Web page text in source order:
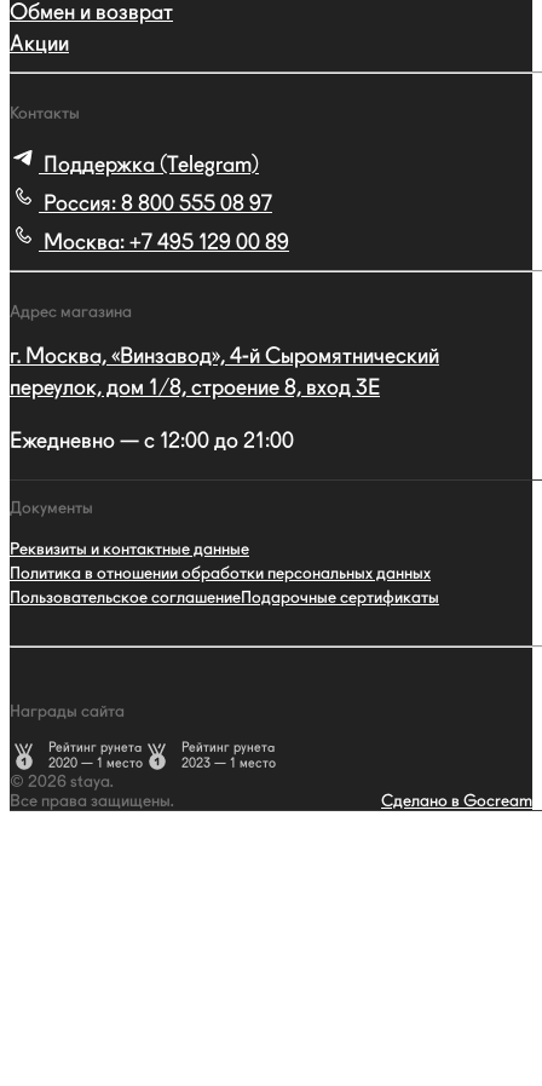
Обмен и возврат
Акции
Контакты
Поддержка (Telegram)
Россия: 8 800 555 08 97
Москва: +7 495 129 00 89
Адрес магазина
г. Москва, «Винзавод», 4-й Сыромятнический
переулок, дом 1/8, строение 8, вход 3E
Ежедневно — с 12:00 до 21:00
Документы
Реквизиты и контактные данные
Политика в отношении обработки персональных данных
Пользовательское соглашениеПодарочные сертификаты
Награды сайта
Рейтинг рунета
2020 — 1 место
Рейтинг рунета
2023 — 1 место
© 2026 staya.
Все права защищены.
Сделано в Gocream